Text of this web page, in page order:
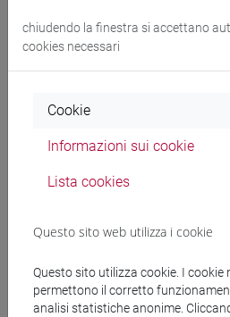
e tipologia di domande
discusse durante il corso per
studenti con il contenuto
attività integrative volontarie,
descritti all'inizio del corso. Il
solo che l'esame scritto è
Modalità di esame
chiudendo la finestra si accettano
cookies necessari
Cookie
Informazioni sui cookie
Lista cookies
Questo sito web utilizza i cookie
Questo sito utilizza cookie. I cookie
permettono il corretto
analisi statistiche anonime.